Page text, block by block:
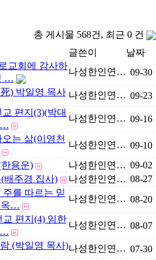
총 게시물 568건, 최근 0 건
글쓴이
날짜
교회에 감사하
…
나성한인연… 09-30
) 박일영 목사 나성한인연… 09-23
편지(3)(박대
…
나성한인연… 09-16
는 삶(이영천
나성한인연… 09-10
용운) 나성한인연… 09-02
배주경 집사) 나성한인연… 08-27
를 따르는 믿
옥…
나성한인연… 08-20
편지(4) 임한
…
나성한인연… 08-07
(박일영 목사)나성한인연… 07-30